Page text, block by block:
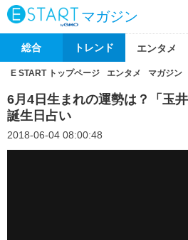
マガジン
総合 トレンド エンタメ
E START トップページ エンタメ マガジン
6月4日生まれの運勢は？「玉
誕生日占い
2018-06-04 08:00:48